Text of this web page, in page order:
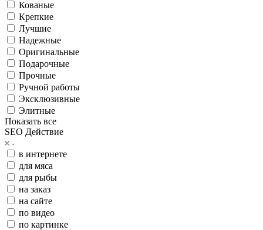
Кованые
Крепкие
Лучшие
Надежные
Оригинальные
Подарочные
Прочные
Ручной работы
Эксклюзивные
Элитные
Показать все
SEO Действие
в интернете
для мяса
для рыбы
на заказ
на сайте
по видео
по картинке